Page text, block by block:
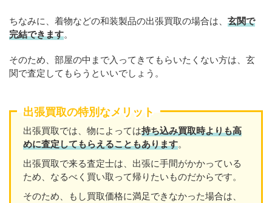
ちなみに、着物などの和装製品の出張買取の場合は、 玄関で
完結できます。
そのため、部屋の中まで入ってきてもらいたくない方は、玄
関で査定してもらうといいでしょう。
出張買取の特別なメリット
出張買取では、物によっては持ち込み買取時よりも高
めに査定してもらえることもあります。
出張買取で来る査定士は、出張に手間がかかっている
ため、なるべく買い取って帰りたいものだからです。
そのため、もし買取価格に満足できなかった場合は、